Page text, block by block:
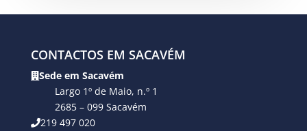
CONTACTOS EM SACAVÉM
Sede em Sacavém
Largo 1º de Maio, n.º 1
2685 – 099 Sacavém
219 497 020